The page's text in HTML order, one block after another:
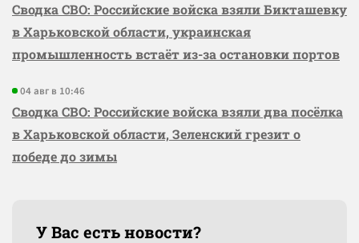
Сводка СВО: Российские войска взяли Бикташевку
в Харьковской области, украинская
промышленность встаёт из-за остановки портов
04 авг в 10:46
Сводка СВО: Российские войска взяли два посёлка
в Харьковской области, Зеленский грезит о
победе до зимы
У Вас есть новости?